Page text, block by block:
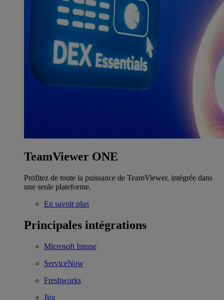
TeamViewer ONE
Profitez de toute la puissance de TeamViewer, intégrée dans
une seule plateforme.
En savoir plus
Principales intégrations
Microsoft Intune
ServiceNow
Freshworks
Jira